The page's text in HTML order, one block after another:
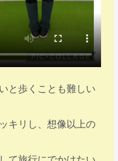
と歩くことも難しい
キリし、想像以上の